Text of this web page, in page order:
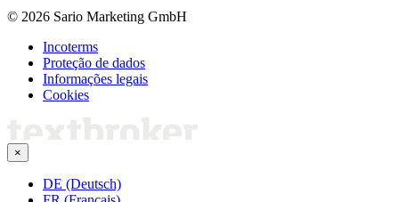
© 2026 Sario Marketing GmbH
Incoterms
Proteção de dados
Informações legais
Cookies
×
DE (Deutsch)